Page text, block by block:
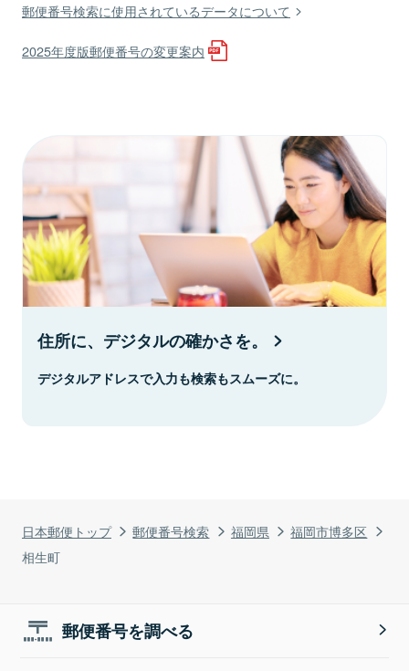
日本郵便トップ 郵便番号検索 福岡県
福岡市博多区
相生町
郵便番号検索に使用されているデータについて
2025年度版郵便番号の変更案内
住所に、デジタルの確かさを。
デジタルアドレスで入力も検索もスムーズに。
郵便番号を調べる